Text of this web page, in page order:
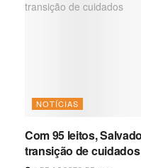
NOTÍCIAS
Com 95 leitos,
transição de cuidados